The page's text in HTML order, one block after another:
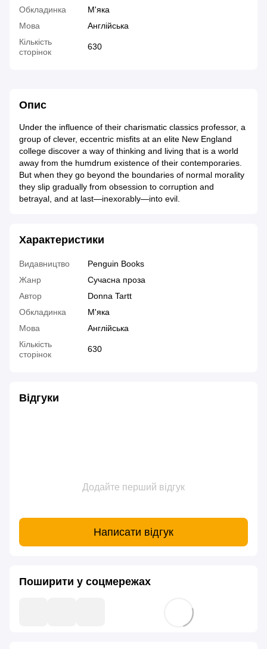
Обкладинка
М'яка
Мова
Англійська
Кількість
сторінок
630
Опис
Under the influence of their charismatic classics professor, a
group of clever, eccentric misfits at an elite New England
college discover a way of thinking and living that is a world
away from the humdrum existence of their contemporaries.
But when they go beyond the boundaries of normal morality
they slip gradually from obsession to corruption and
betrayal, and at last—inexorably—into evil.
Характеристики
Видавництво
Penguin Books
Жанр
Сучасна проза
Автор
Donna Tartt
Обкладинка
М'яка
Мова
Англійська
Кількість
сторінок
630
Відгуки
Додайте перший відгук
Написати відгук
Поширити у соцмережах